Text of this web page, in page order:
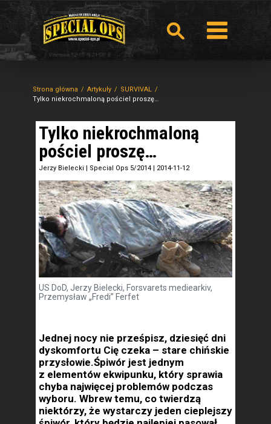
Strona główna Artykuły
SURVIVAL
Tylko niekrochmaloną pościel proszę…
Tylko niekrochmaloną
pościel proszę…
Jerzy Bielecki | Special Ops 5/2014 | 2014-11-12
US DoD, Jerzy Bielecki, Forsvarets mediearkiv,
Przemysław „Fredi” Ferfet
Jednej nocy nie prześpisz, dziesięć dni
dyskomfortu Cię czeka – stare chińskie
przysłowie.Śpiwór jest jednym
z elementów ekwipunku, który sprawia
chyba najwięcej problemów podczas
wyboru. Wbrew temu, co twierdzą
niektórzy, że wystarczy jeden cieplejszy